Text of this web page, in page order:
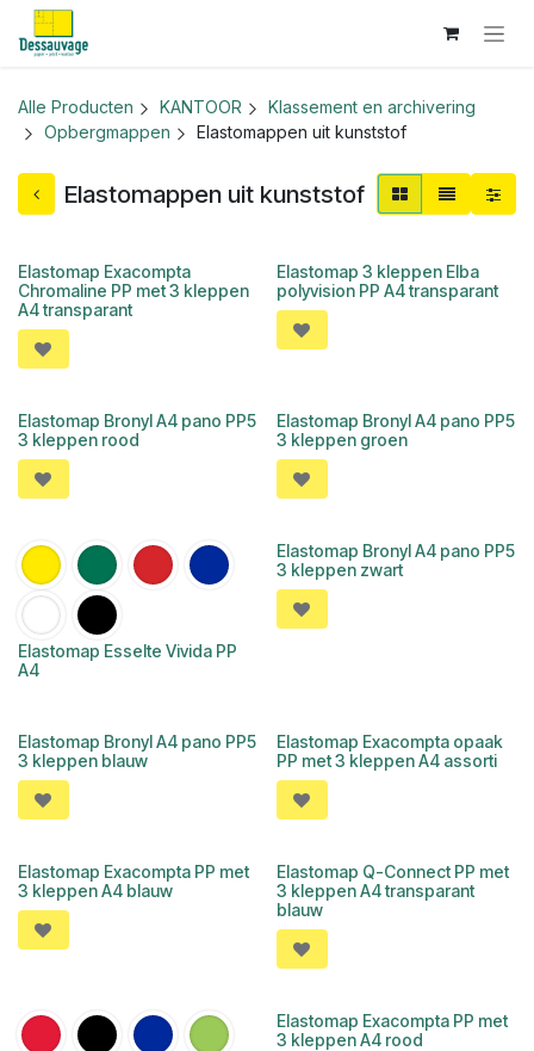
Overslaan naar inhoud
Alle Producten KANTOOR
Klassement en archivering
Opbergmappen
Elastomappen uit kunststof
Elastomappen uit kunststof
Elastomap Exacompta
Chromaline PP met 3 kleppen
A4 transparant
Elastomap 3 kleppen Elba
polyvision PP A4 transparant
Elastomap Bronyl A4 pano PP5
3 kleppen rood
Elastomap Bronyl A4 pano PP5
3 kleppen groen
Elastomap Esselte Vivida PP
A4
Elastomap Bronyl A4 pano PP5
3 kleppen zwart
Elastomap Bronyl A4 pano PP5
3 kleppen blauw
Elastomap Exacompta opaak
PP met 3 kleppen A4 assorti
Elastomap Exacompta PP met
3 kleppen A4 blauw
Elastomap Q-Connect PP met
3 kleppen A4 transparant
blauw
Elastomap Exacompta PP met
3 kleppen A4 rood